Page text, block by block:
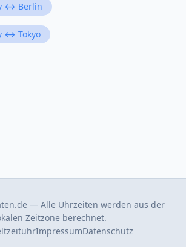
↔ Berlin
↔ Tokyo
— Alle Uhrzeiten werden aus der
Zeitzone berechnet.
ImpressumDatenschutz